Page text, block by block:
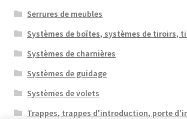
Serrures de meubles
Systèmes de boîtes, systèmes de tiroirs,
Systèmes de charnières
Systèmes de guidage
Systèmes de volets
Trappes, trappes d'introduction, porte